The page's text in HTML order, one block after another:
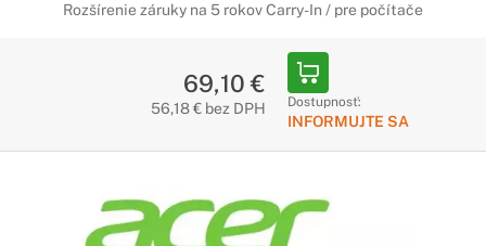
Rozšírenie záruky na 5 rokov Carry-In / pre počítače
69,10 €
56,18 € bez DPH Dostupnosť:
INFORMUJTE SA